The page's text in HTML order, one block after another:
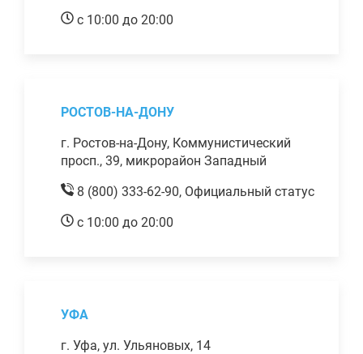
с 10:00 до 20:00
РОСТОВ-НА-ДОНУ
г. Ростов-на-Дону, Коммунистический
просп., 39, микрорайон Западный
8 (800) 333-62-90, Официальный статус
с 10:00 до 20:00
УФА
г. Уфа, ул. Ульяновых, 14